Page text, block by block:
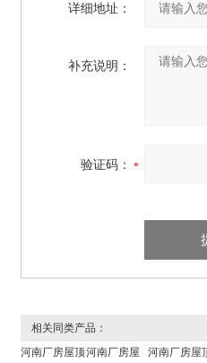
详细地址：
补充说明：
验证码：
相关同类产品：
河南厂房屋顶河南厂房屋
河南厂房屋